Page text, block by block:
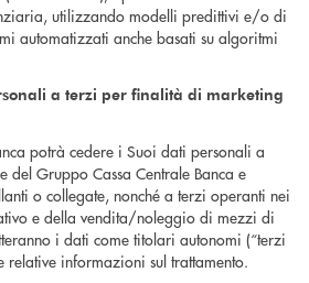
utilizzando modelli predittivi e/o di
automatizzati anche basati su algoritmi
a terzi per finalità di marketing
potrà cedere i Suoi dati personali a
del Gruppo Cassa Centrale Banca e
o collegate, nonché a terzi operanti nei
e della vendita/noleggio di mezzi di
i dati come titolari autonomi (“terzi
relative informazioni sul trattamento.